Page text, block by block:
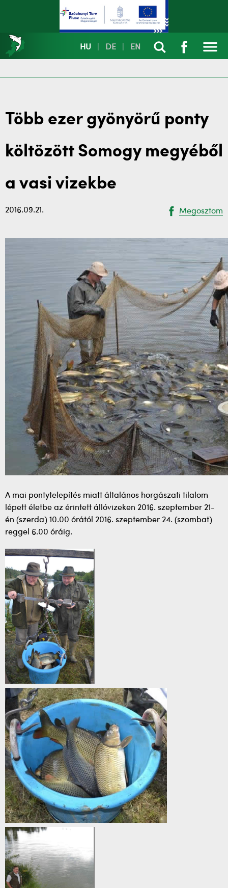
HU DE EN
Több ezer gyönyörű ponty
költözött Somogy megyéből
a vasi vizekbe
2016.09.21. Megosztom
A mai pontytelepítés miatt általános horgászati tilalom
lépett életbe az érintett állóvizeken 2016. szeptember 21-
én (szerda) 10.00 órától 2016. szeptember 24. (szombat)
reggel 6.00 óráig.